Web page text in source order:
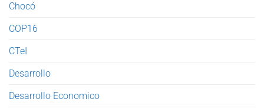
Chocó
COP16
CTeI
Desarrollo
Desarrollo Economico